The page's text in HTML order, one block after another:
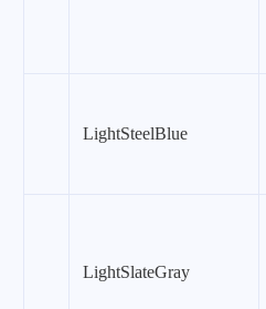
LightSteelBlue
LightSlateGray